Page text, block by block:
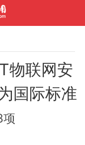
物联网安
国际标准
项